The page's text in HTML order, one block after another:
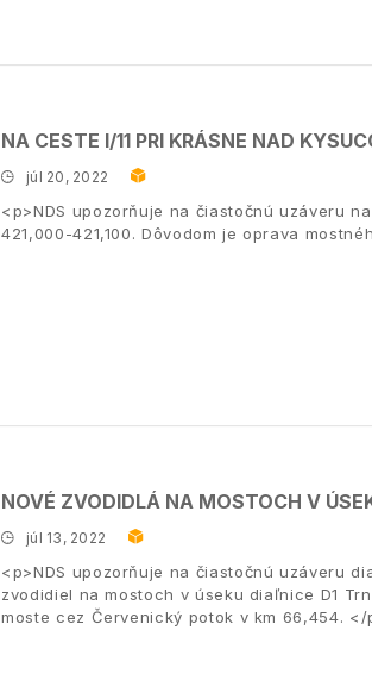
NA CESTE I/11 PRI KRÁSNE NAD
júl 20, 2022
<p>NDS upozorňuje na čiastočnú uzáveru
421,000-421,100. Dôvodom je oprava
NOVÉ ZVODIDLÁ NA MOSTOCH V
júl 13, 2022
<p>NDS upozorňuje na čiastočnú uzáveru
zvodidiel na mostoch v úseku diaľnice D1
moste cez Červenický potok v km 66,454. </